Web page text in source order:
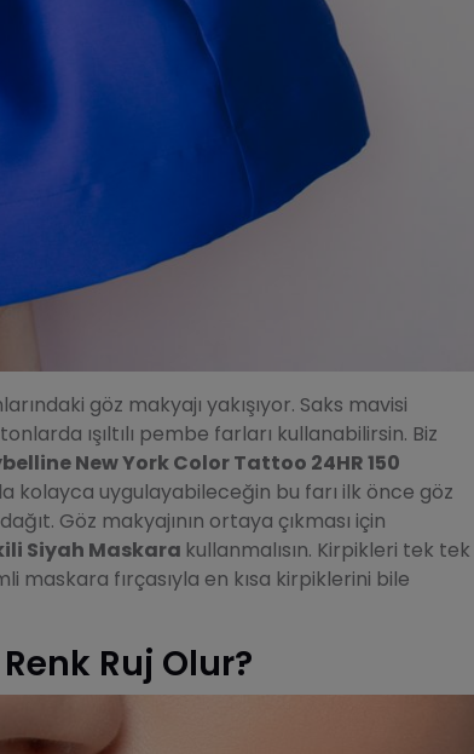
göz makyajı yakışıyor. Saks mavisi
ışıltılı pembe farları kullanabilirsin. Biz
New YorkColor Tattoo 24HR 150
kolayca uygulayabileceğin bu farı ilk önce göz
Göz makyajının ortaya çıkması için
Siyah Maskara kullanmalısın. Kirpikleri tek tek
maskara fırçasıyla en kısa kirpiklerini bile
Ruj Olur?